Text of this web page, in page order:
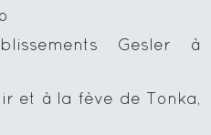
Gesler à
et à la fève de Tonka,